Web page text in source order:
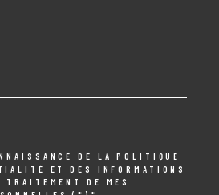
DE LA POLITIQUE
ET DES INFORMATIONS
TRAITEMENT DE MES